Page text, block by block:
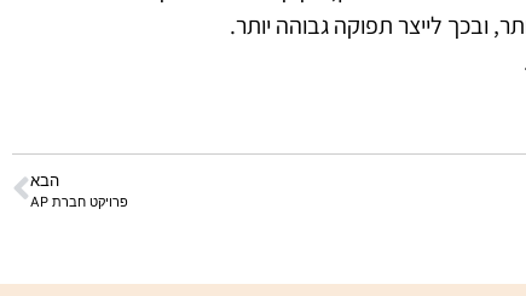
ובכך לייצר תפוקה גבוהה יותר.
הבא
פרויקט חברת AP